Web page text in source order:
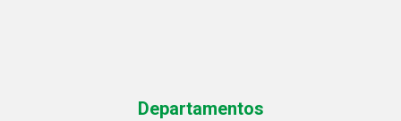
Departamentos